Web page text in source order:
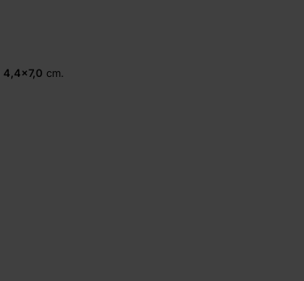
4,4×7,0 cm.